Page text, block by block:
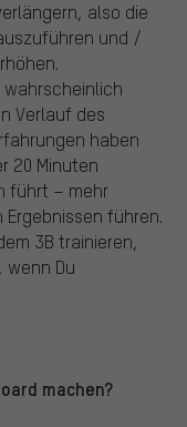
also die
und /
wahrscheinlich
Verlauf des
haben
20 Minuten
führt – mehr
führen.
3B trainieren,
wenn Du
machen?